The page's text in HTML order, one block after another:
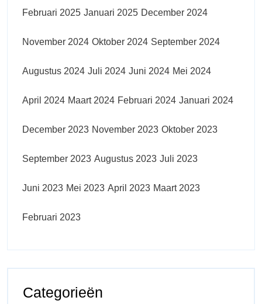
Februari 2025 Januari 2025 December 2024
November 2024 Oktober 2024 September 2024
Augustus 2024 Juli 2024 Juni 2024 Mei 2024
April 2024 Maart 2024 Februari 2024 Januari 2024
December 2023 November 2023 Oktober 2023
September 2023 Augustus 2023 Juli 2023
Juni 2023 Mei 2023 April 2023 Maart 2023
Februari 2023
Categorieën